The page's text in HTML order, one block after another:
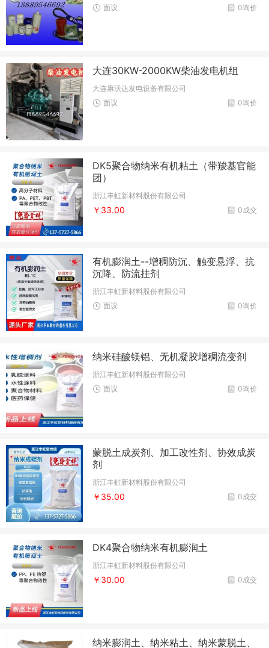
0询价
面议
大连30KW-2000KW柴油发电机组
大连康沃达发电设备有限公司
0询价
面议
DK5聚合物纳米有机粘土（带羧基官能
团）
浙江丰虹新材料股份有限公司
0成交
￥33.00
有机膨润土--增稠防沉、触变悬浮、抗
沉降、防流挂剂
浙江丰虹新材料股份有限公司
0询价
面议
纳米硅酸镁铝、无机凝胶增稠流变剂
浙江丰虹新材料股份有限公司
0询价
面议
蒙脱土成炭剂、加工改性剂、协效成炭
剂
浙江丰虹新材料股份有限公司
0成交
￥35.00
DK4聚合物纳米有机膨润土
浙江丰虹新材料股份有限公司
0成交
￥30.00
纳米膨润土、纳米粘土、纳米蒙脱土、